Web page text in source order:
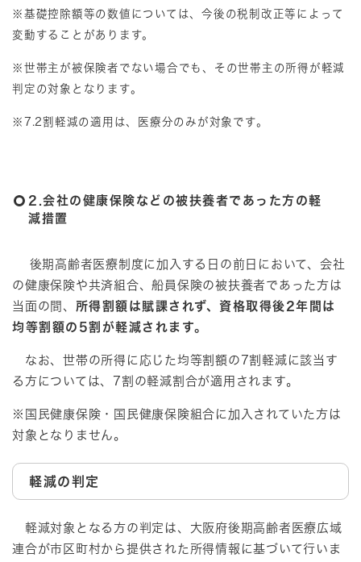
※基礎控除額等の数値については、今後の税制改正等によって
変動することがあります。
※世帯主が被保険者でない場合でも、その世帯主の所得が軽減
判定の対象となります。
※7.2割軽減の適用は、医療分のみが対象です。
2.会社の健康保険などの被扶養者であった方の軽
減措置
後期高齢者医療制度に加入する日の前日において、会社
の健康保険や共済組合、船員保険の被扶養者であった方は
当面の間、 所得割額は賦課されず、資格取得後2年間は
均等割額の5割が軽減されます。
なお、世帯の所得に応じた均等割額の7割軽減に該当す
る方については、7割の軽減割合が適用されます。
※国民健康保険・国民健康保険組合に加入されていた方は
対象となりません。
軽減の判定
軽減対象となる方の判定は、大阪府後期高齢者医療広域
連合が市区町村から提供された所得情報に基づいて行いま